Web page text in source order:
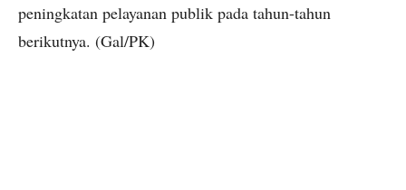
peningkatan pelayanan publik pada tahun-tahun
berikutnya. (Gal/PK)